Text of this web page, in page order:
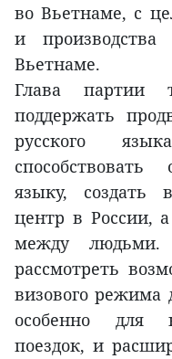
во Вьетнаме, с
и
Вьетнаме.
Глава партии
поддержать
русского
языку, создать
центр в России,
между людьми.
рассмотреть
визового режима
особенно для
поездок, и